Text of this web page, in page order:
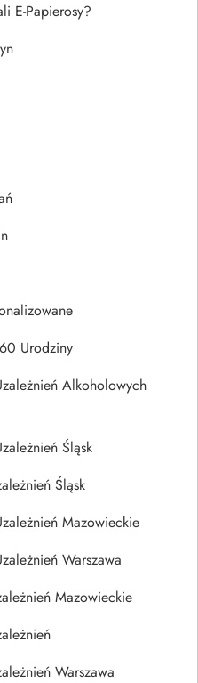
E-Papierosy?
Urodziny
Alkoholowych
Śląsk
Śląsk
Mazowieckie
Warszawa
Mazowieckie
Warszawa